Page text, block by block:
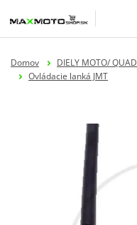
Domov DIELY MOTO/ QUAD
Ovládacie lanká JMT